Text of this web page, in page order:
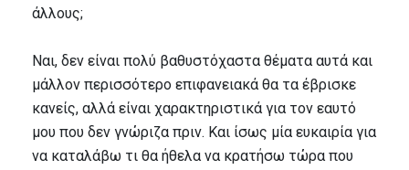
άλλους;
Ναι, δεν είναι πολύ βαθυστόχαστα θέματα αυτά και
μάλλον περισσότερο επιφανειακά θα τα έβρισκε
κανείς, αλλά είναι χαρακτηριστικά για τον εαυτό
μου που δεν γνώριζα πριν. Και ίσως μία ευκαιρία για
να καταλάβω τι θα ήθελα να κρατήσω τώρα που